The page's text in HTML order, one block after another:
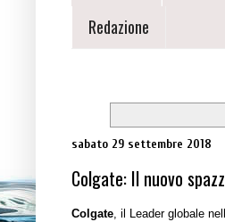
Redazione
sabato 29 settembre 2018
Colgate: Il nuovo
Colgate, il Leader globale